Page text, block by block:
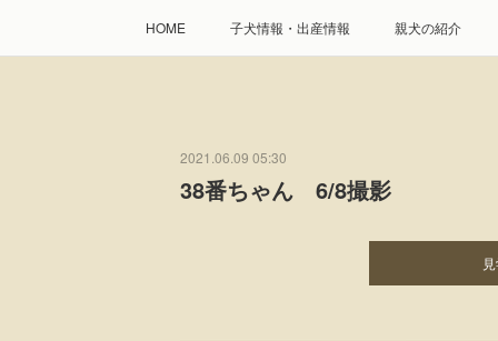
HOME 子犬情報・出産情報 親犬の紹介
2021.06.09 05:30
38番ちゃん 6/8撮影